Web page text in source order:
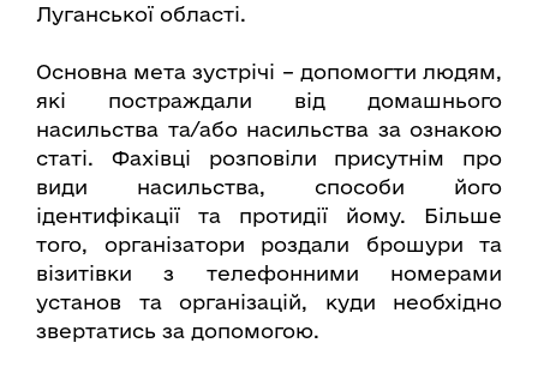
Луганської області.
Основна мета зустрічі – допомогти людям,
які постраждали від домашнього
насильства та/або насильства за ознакою
статі. Фахівці розповіли присутнім про
види насильства, способи його
ідентифікації та протидії йому. Більше
того, організатори роздали брошури та
візитівки з телефонними номерами
установ та організацій, куди необхідно
звертатись за допомогою.